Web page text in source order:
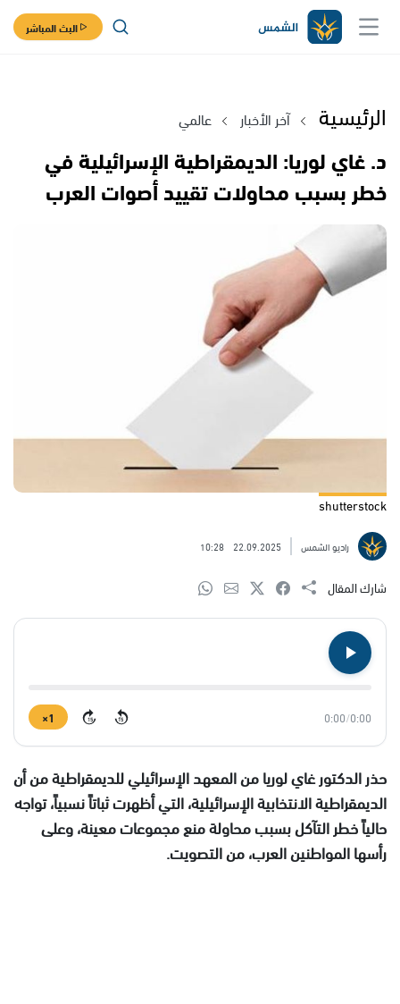
البث المباشر
الرئيسية آخر الأخبار عالمي
د. غاي لوريا: الديمقراطية الإسرائيلية في
خطر بسبب محاولات تقييد أصوات العرب
shutterstock
راديو الشمس 22.09.2025
10:28
شارك المقال
0:00
/
0:00
15
15
1×
حذر الدكتور غاي لوريا من المعهد الإسرائيلي للديمقراطية من أن
الديمقراطية الانتخابية الإسرائيلية، التي أظهرت ثباتاً نسبياً، تواجه
حالياً خطر التآكل بسبب محاولة منع مجموعات معينة، وعلى
رأسها المواطنين العرب، من التصويت.